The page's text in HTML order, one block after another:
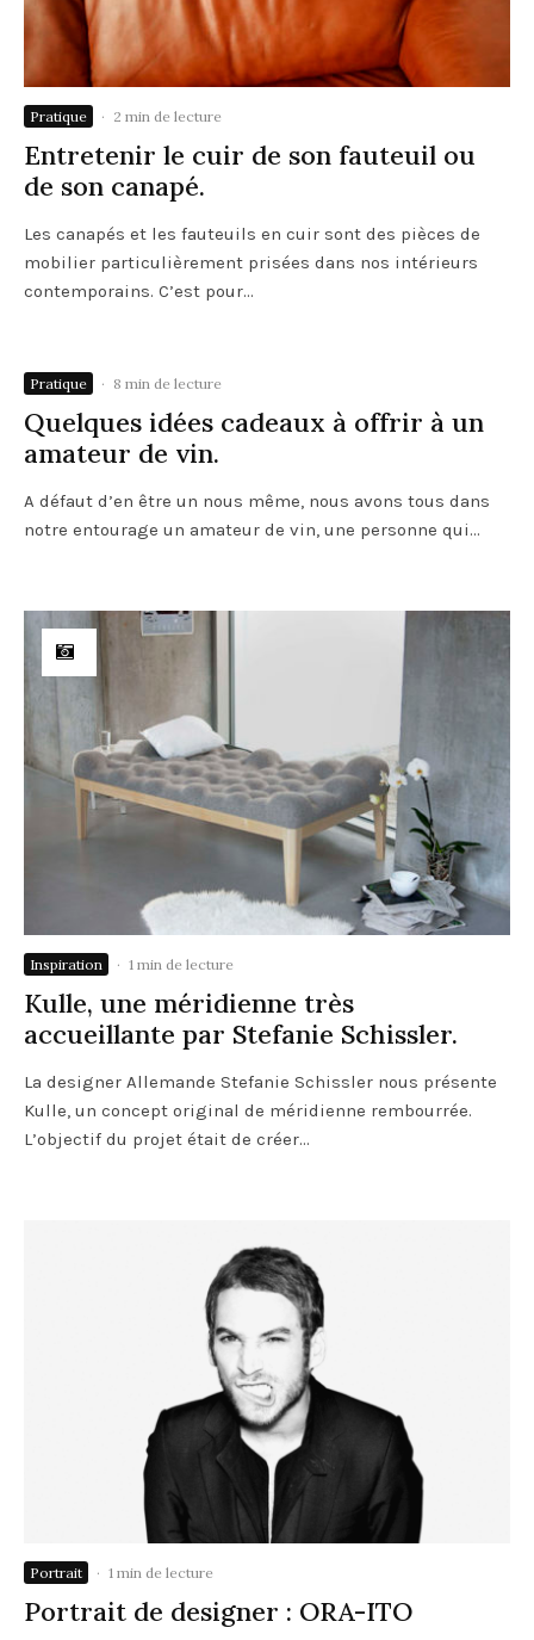
Pratique · 2 min de lecture
Entretenir le cuir de son fauteuil ou
de son canapé.
Les canapés et les fauteuils en cuir sont des pièces de
mobilier particulièrement prisées dans nos intérieurs
contemporains. C’est pour...
Pratique · 8 min de lecture
Quelques idées cadeaux à offrir à un
amateur de vin.
A défaut d’en être un nous même, nous avons tous dans
notre entourage un amateur de vin, une personne qui...
Inspiration · 1 min de lecture
Kulle, une méridienne très
accueillante par Stefanie Schissler.
La designer Allemande Stefanie Schissler nous présente
Kulle, un concept original de méridienne rembourrée.
L’objectif du projet était de créer...
Portrait · 1 min de lecture
Portrait de designer : ORA-ITO